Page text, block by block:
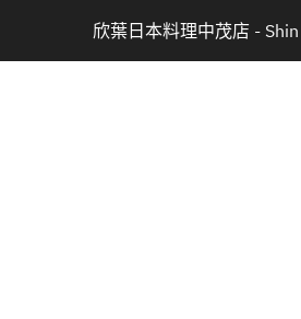
欣葉日本料理中茂店 -